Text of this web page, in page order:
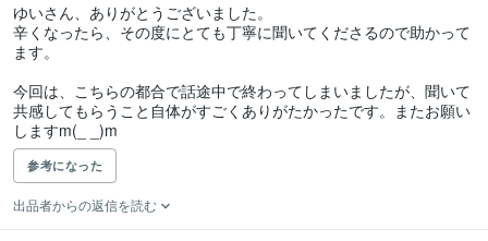
ゆいさん、ありがとうございました。
辛くなったら、その度にとても丁寧に聞いてくださるので助かって
ます。
今回は、こちらの都合で話途中で終わってしまいましたが、聞いて
共感してもらうこと自体がすごくありがたかったです。またお願い
しますm(_ _)m
参考になった
出品者からの返信を読む